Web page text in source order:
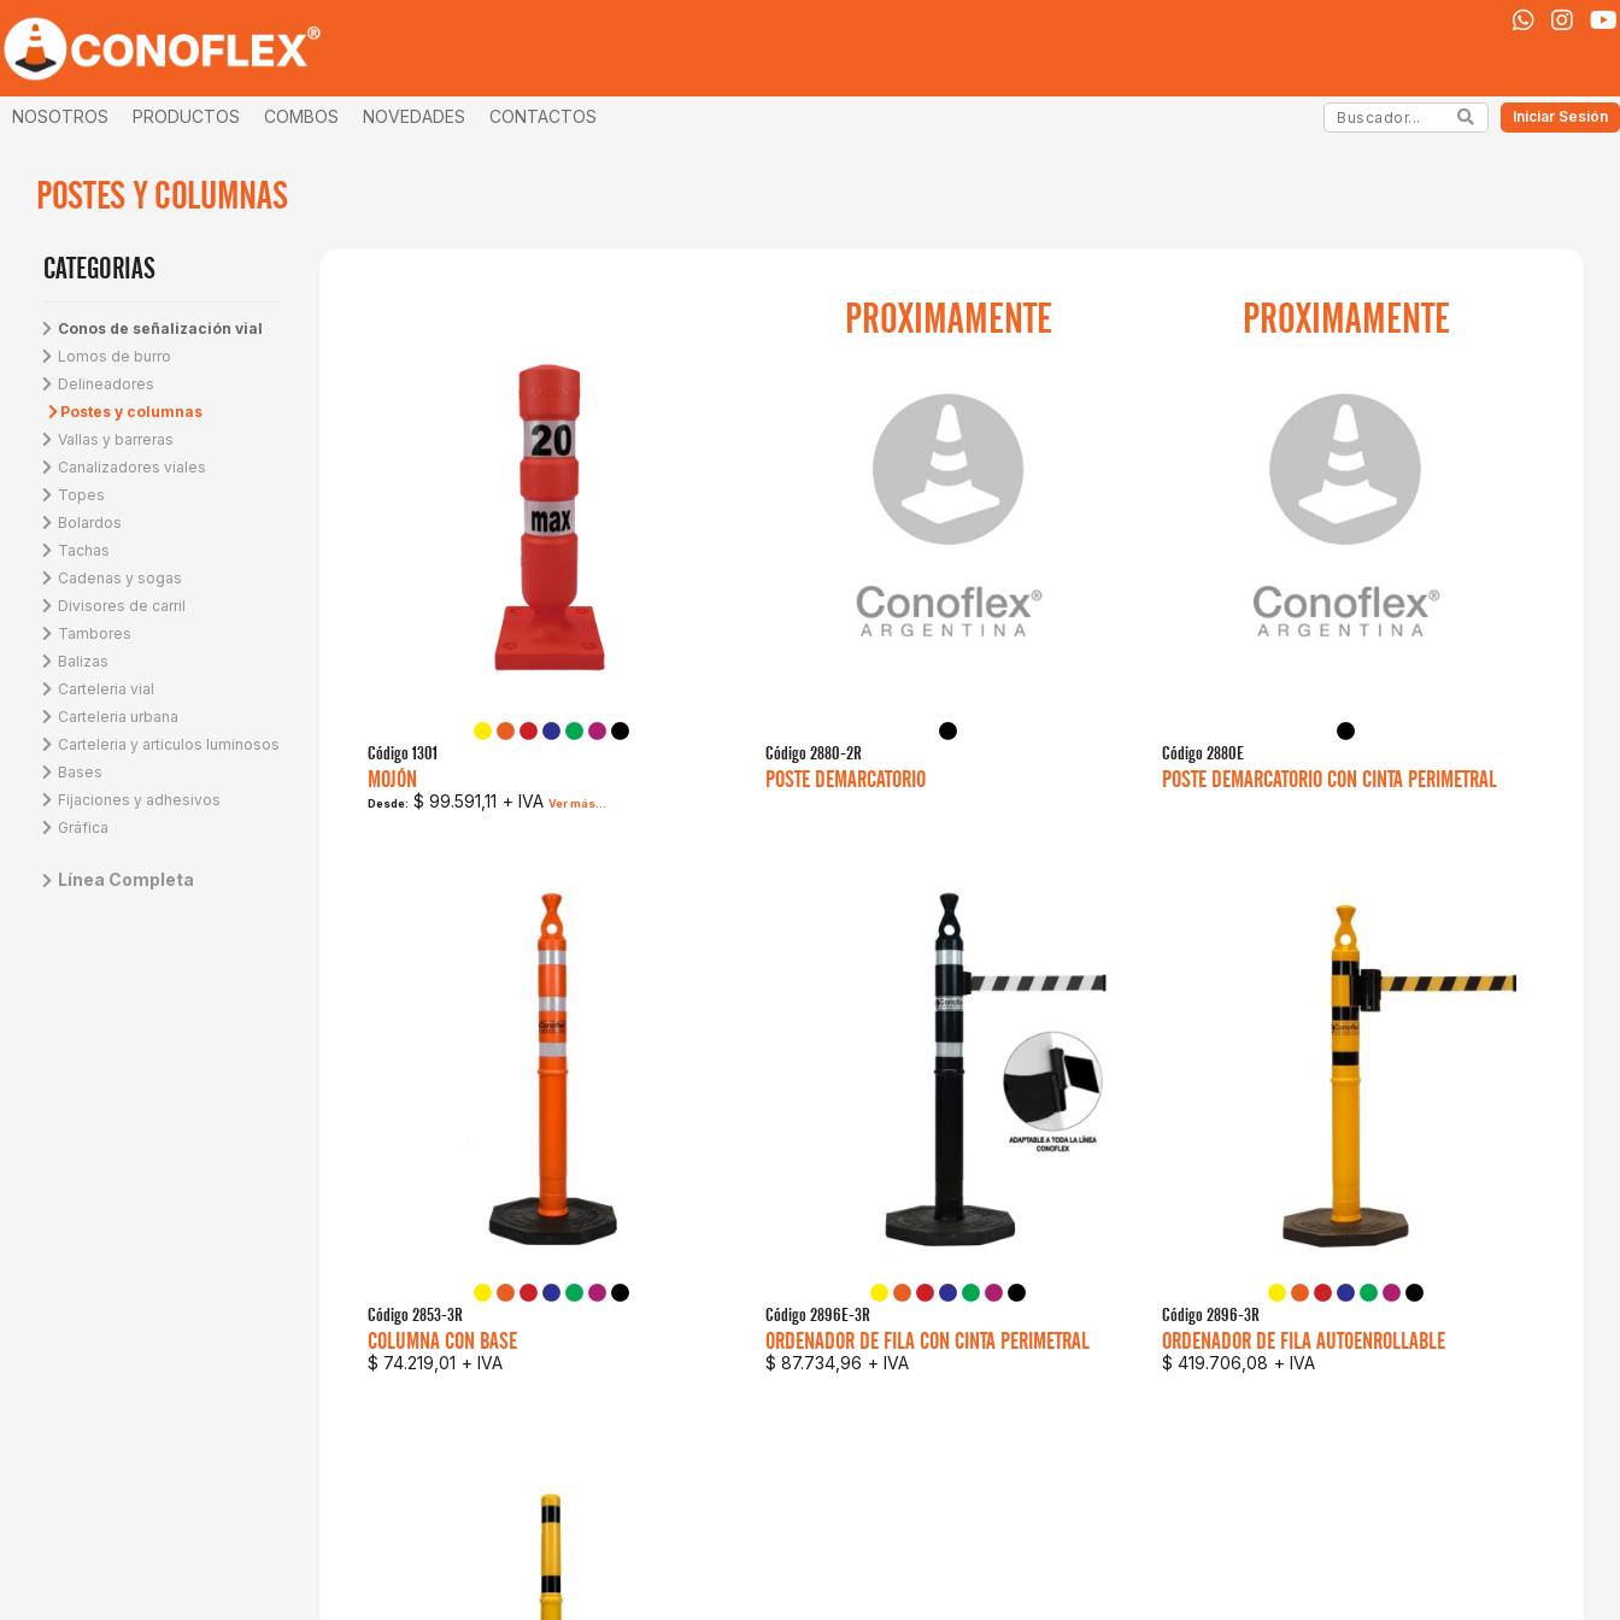
NOSOTROS PRODUCTOS COMBOS NOVEDADES CONTACTOS Iniciar Sesión
POSTES Y COLUMNAS
CATEGORIAS
Conos de señalización vial
Lomos de burro
Delineadores
Postes y columnas
Vallas y barreras
Canalizadores viales
Topes
Bolardos
Tachas
Cadenas y sogas
Divisores de carril
Tambores
Balizas
Carteleria vial
Carteleria urbana
Carteleria y articulos luminosos
Bases
Fijaciones y adhesivos
Gráfica
Línea Completa
Código 1301
MOJÓN
Desde: $ 99.591,11 + IVA Ver más...
PROXIMAMENTE
Código 2880-2R
POSTE DEMARCATORIO
PROXIMAMENTE
Código 2880E
POSTE DEMARCATORIO CON CINTA PERIMETRAL
Código 2853-3R
COLUMNA CON BASE
$ 74.219,01 + IVA
Código 2896E-3R
ORDENADOR DE FILA CON CINTA PERIMETRAL
$ 87.734,96 + IVA
Código 2896-3R
ORDENADOR DE FILA AUTOENROLLABLE
$ 419.706,08 + IVA